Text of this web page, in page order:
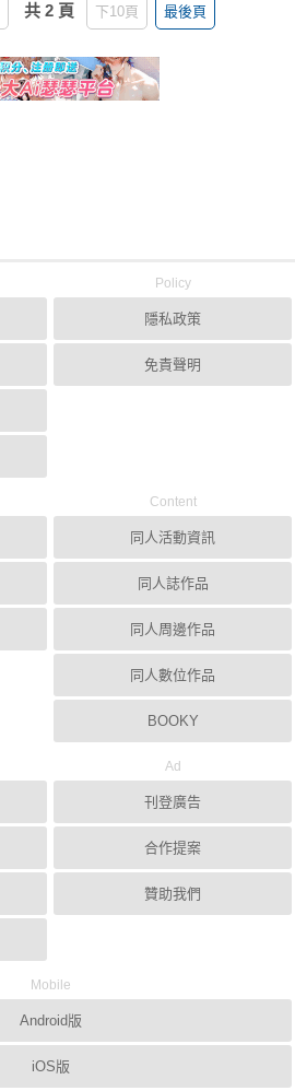
共 2 頁 下10頁 最後頁
Policy
隱私政策
免責聲明
Content
同人活動資訊
同人誌作品
同人周邊作品
同人數位作品
BOOKY
Ad
刊登廣告
合作提案
贊助我們
Mobile
Android版
iOS版